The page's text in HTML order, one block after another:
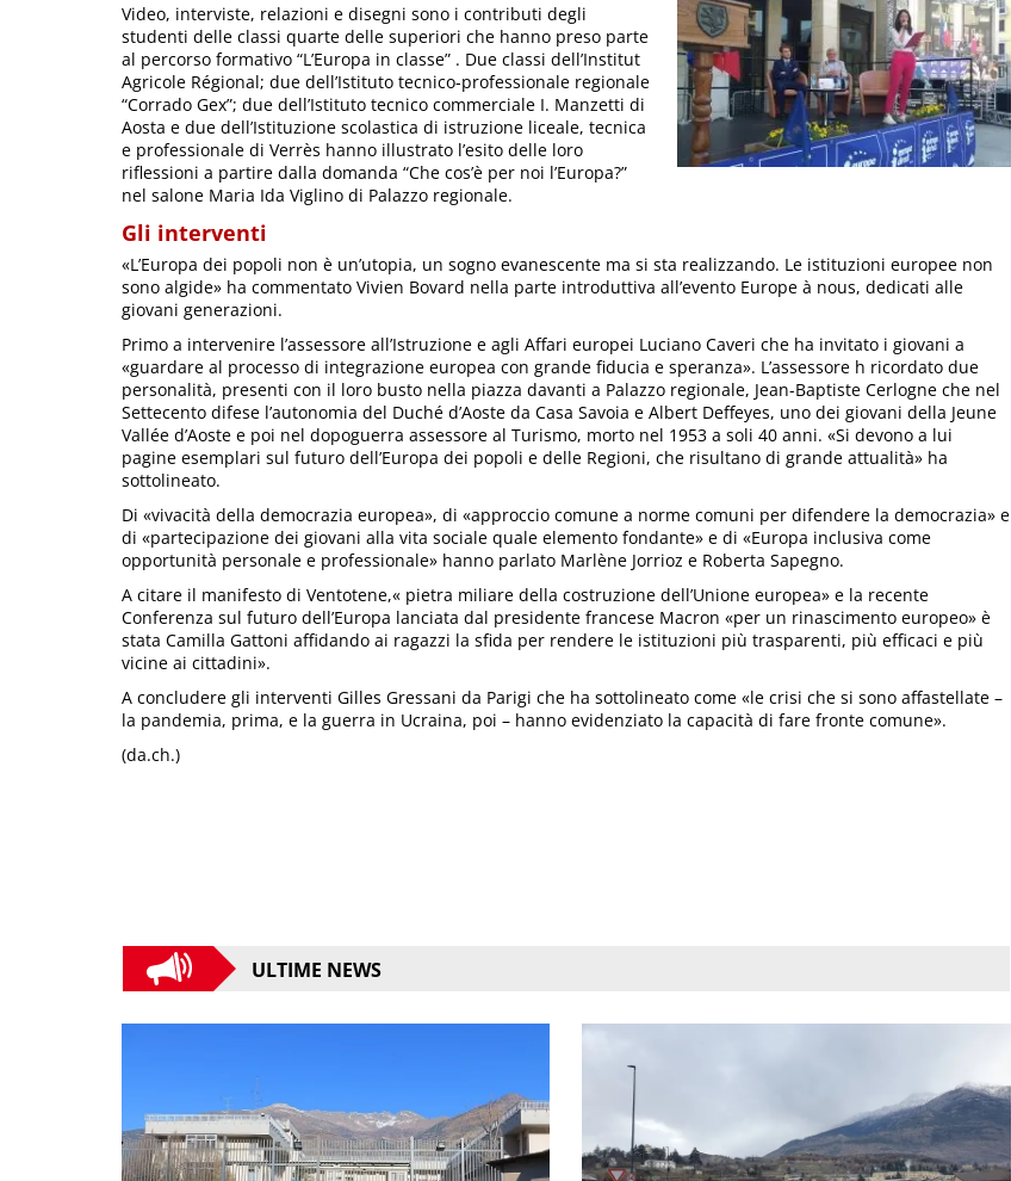
Video, interviste, relazioni e disegni sono i contributi degli
studenti delle classi quarte delle superiori che hanno preso parte
al percorso formativo “L’Europa in classe” . Due classi dell’Institut
Agricole Régional; due dell’Istituto tecnico-professionale regionale
“Corrado Gex”; due dell’Istituto tecnico commerciale I. Manzetti di
Aosta e due dell’Istituzione scolastica di istruzione liceale, tecnica
e professionale di Verrès hanno illustrato l’esito delle loro
riflessioni a partire dalla domanda “Che cos’è per noi l’Europa?”
nel salone Maria Ida Viglino di Palazzo regionale.
Gli interventi
«L’Europa dei popoli non è un’utopia, un sogno evanescente ma si sta realizzando. Le istituzioni europee non
sono algide» ha commentato Vivien Bovard nella parte introduttiva all’evento Europe à nous, dedicati alle
giovani generazioni.
Primo a intervenire l’assessore all’Istruzione e agli Affari europei Luciano Caveri che ha invitato i giovani a
«guardare al processo di integrazione europea con grande fiducia e speranza». L’assessore h ricordato due
personalità, presenti con il loro busto nella piazza davanti a Palazzo regionale, Jean-Baptiste Cerlogne che nel
Settecento difese l’autonomia del Duché d’Aoste da Casa Savoia e Albert Deffeyes, uno dei giovani della Jeune
Vallée d’Aoste e poi nel dopoguerra assessore al Turismo, morto nel 1953 a soli 40 anni. «Si devono a lui
pagine esemplari sul futuro dell’Europa dei popoli e delle Regioni, che risultano di grande attualità» ha
sottolineato.
Di «vivacità della democrazia europea», di «approccio comune a norme comuni per difendere la democrazia» e
di «partecipazione dei giovani alla vita sociale quale elemento fondante» e di «Europa inclusiva come
opportunità personale e professionale» hanno parlato Marlène Jorrioz e Roberta Sapegno.
A citare il manifesto di Ventotene,« pietra miliare della costruzione dell’Unione europea» e la recente
Conferenza sul futuro dell’Europa lanciata dal presidente francese Macron «per un rinascimento europeo» è
stata Camilla Gattoni affidando ai ragazzi la sfida per rendere le istituzioni più trasparenti, più efficaci e più
vicine ai cittadini».
A concludere gli interventi Gilles Gressani da Parigi che ha sottolineato come «le crisi che si sono affastellate –
la pandemia, prima, e la guerra in Ucraina, poi – hanno evidenziato la capacità di fare fronte comune».
(da.ch.)
ULTIME NEWS